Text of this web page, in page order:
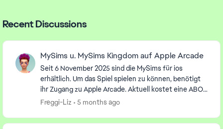
Recent Discussions
MySims u. MySims Kingdom auf Apple Arcade
Seit 6 November 2025 sind die MySims für ios
erhältlich. Um das Spiel spielen zu können, benötigt
ihr Zugang zu Apple Arcade. Aktuell kostet eine ABO
6,99 €uro im Monat und kann mit 5 weiteren F...
Freggi-Liz 5 months ago